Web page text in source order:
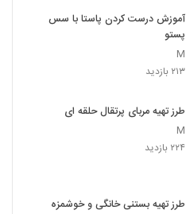
آموزش درست کردن پاستا با سس
پستو
M
۲۱۳ بازدید
طرز تهیه مربای پرتقال حلقه ای
M
۲۲۴ بازدید
طرز تهیه بستنی خانگی و خوشمزه